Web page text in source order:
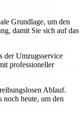
Grundlage, um den
damit Sie sich auf das
der Umzugsservice
professioneller
Ablauf.
noch heute, um den